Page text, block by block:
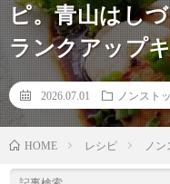
ピ。青山はし
ランクアップ
2026.07.01 ノンスト
HOME レシピ ノ